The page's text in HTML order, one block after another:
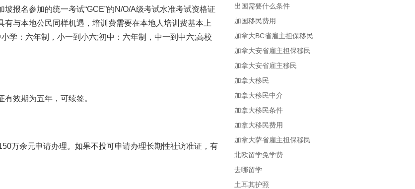
报名参加的统一考试“GCE”的N/O/A级考试水准考试资格证
与本地公民同样机遇，培训费需要在本地人培训费基本上
学：六年制，小一到小六;初中：六年制，中一到中六;高校
效期为五年，可续签。
万余元申请办理。如果不投可申请办理长期性社访准证，有
出国需要什么条件
加国移民费用
加拿大BC省雇主担保移民
加拿大安省雇主担保移民
加拿大安省雇主移民
加拿大移民
加拿大移民中介
加拿大移民条件
加拿大移民费用
加拿大萨省雇主担保移民
北欧留学免学费
去哪留学
土耳其护照